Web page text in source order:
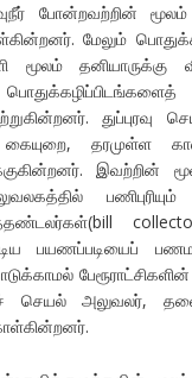
போன்றவற்றின்
மேலும்
மூலம் தனியாருக்கு
துப்புரவு
கையுறை, தரமுள்ள
இவற்றின்
பயணப்படியைப்
பேரூராட்சிகளின்
செயல் அலுவலர்,